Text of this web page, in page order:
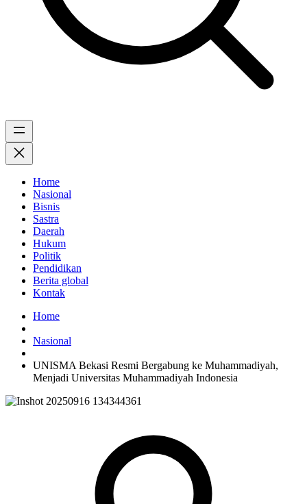
Home
Nasional
Bisnis
Sastra
Daerah
Hukum
Politik
Pendidikan
Berita global
Kontak
Home
Nasional
UNISMA Bekasi Resmi Bergabung ke Muhammadiyah,
Menjadi Universitas Muhammadiyah Indonesia